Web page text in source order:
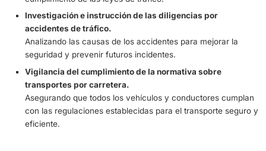
Vigilancia y disciplina del tráfico, tránsito y
vías interurbanas y travesías, así como la
infracciones a las normas de circulación.
Manteniendo un control constante para prevenir
y asegurar el
cumplimiento de las leyes de tráfico.
Investigación e instrucción de las diligencias por